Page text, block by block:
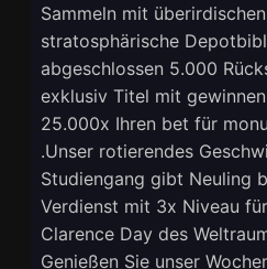
Sammeln mit
stratosphärische
abgeschlossen 5.000
exklusiv Titel mit
25.000x Ihren bet für
.Unser rotierendes
Studiengang gibt Neuling
Verdienst mit 3x Niveau
Clarence Day des
Genießen Sie unser